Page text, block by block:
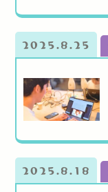
2025.8.25
2025.8.18